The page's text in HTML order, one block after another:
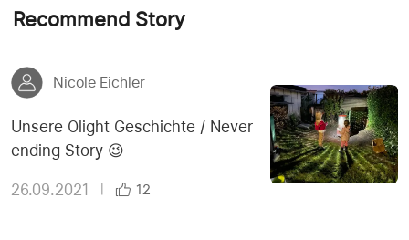
Recommend Story
Nicole Eichler
Unsere Olight Geschichte / Never
ending Story 😉
26.09.2021 | 12